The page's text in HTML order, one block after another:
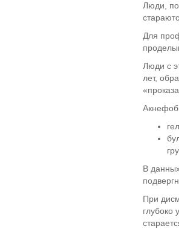
Люди,
Для
Люди с
лет,
В
При
глубоко